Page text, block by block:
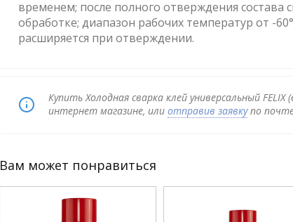
временем; после полного отверждения
обработке; диапазон рабочих температур от -
расширяется при отверждении.
Купить Холодная сварка клей универсальный
интернет магазине, или отправив заявкупо
Вам может понравиться